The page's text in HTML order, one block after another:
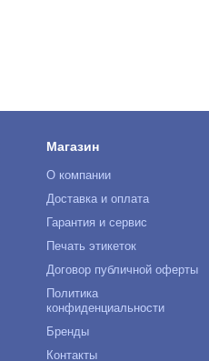
Магазин
О компании
Доставка и оплата
Гарантия и сервис
Печать этикеток
Договор публичной оферты
Политика
конфиденциальности
Бренды
Контакты